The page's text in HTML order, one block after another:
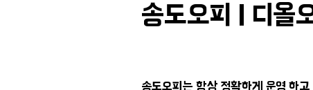
송도오피 | 디올
송도오피는 항상 정확하게 운영 하